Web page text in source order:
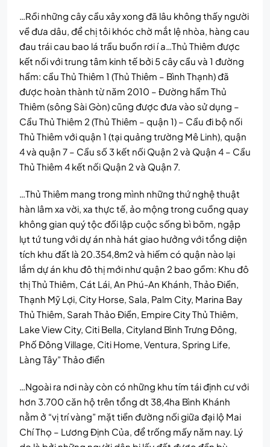
…Rồi những cây cầu xây xong đã lâu không thấy người
về đưa dâu, để chị tôi khóc chờ mắt lệ nhòa, hàng cau
đau trái cau bao lá trầu buồn rơi í a…Thủ Thiêm được
kết nối với trung tâm kinh tế bởi 5 cây cầu và 1 đường
hầm: cầu Thủ Thiêm 1 (Thủ Thiêm – Bình Thạnh) đã
được hoàn thành từ năm 2010 – Đường hầm Thủ
Thiêm (sông Sài Gòn) cũng được đưa vào sử dụng –
Cầu Thủ Thiêm 2 (Thủ Thiêm – quận 1) – Cầu đi bộ nối
Thủ Thiêm với quận 1 (tại quảng trường Mê Linh), quận
4 và quận 7 – Cầu số 3 kết nối Quận 2 và Quận 4 – Cầu
Thủ Thiêm 4 kết nối Quận 2 và Quận 7.
…Thủ Thiêm mang trong mình những thứ nghệ thuật
hàn lâm xa vời, xa thực tế, ảo mộng trong cuồng quay
không gian quý tộc đối lập cuộc sống bì bõm, ngập
lụt tứ tung với dự án nhà hát giao hưởng với tổng diện
tích khu đất là 20.354,8m2 và hiếm có quận nào lại
lắm dự án khu đô thị mới như quận 2 bao gồm: Khu đô
thị Thủ Thiêm, Cát Lái, An Phú-An Khánh, Thảo Điền,
Thạnh Mỹ Lợi, City Horse, Sala, Palm City, Marina Bay
Thủ Thiêm, Sarah Thảo Điền, Empire City Thủ Thiêm,
Lake View City, Citi Bella, Cityland Bình Trưng Đông,
Phố Đông Village, Citi Home, Ventura, Spring Life,
Làng Tây” Thảo điền
…Ngoài ra nơi này còn có những khu tím tái định cư với
hơn 3.700 căn hộ trên tổng dt 38,4ha Bình Khánh
nằm ở “vị trí vàng” mặt tiền đường nối giữa đại lộ Mai
Chí Thọ – Lương Định Của, để trống mấy năm nay. Lý